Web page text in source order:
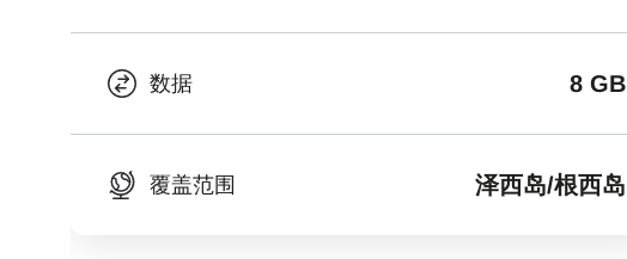
数据 8 GB
覆盖范围 泽西岛/根西岛